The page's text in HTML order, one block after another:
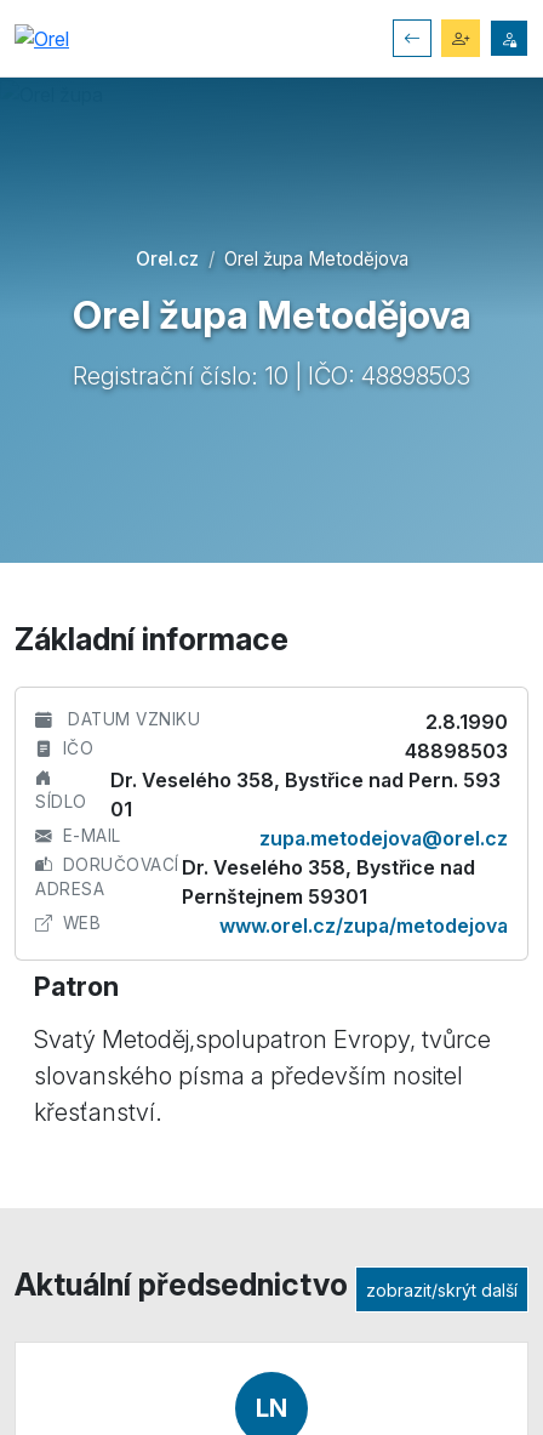
Orel.cz Orel župa Metodějova
Orel župa Metodějova
Registrační číslo: 10 | IČO: 48898503
Základní informace
DATUM VZNIKU 2.8.1990
IČO 48898503
SÍDLO
Dr. Veselého 358, Bystřice nad Pern. 593
01
E-MAIL zupa.metodejova@orel.cz
DORUČOVACÍ
ADRESA
Dr. Veselého 358, Bystřice nad
Pernštejnem 59301
WEB www.orel.cz/zupa/metodejova
Patron
Svatý Metoděj,spolupatron Evropy, tvůrce
slovanského písma a především nositel
křesťanství.
Aktuální předsednictvo zobrazit/skrýt další
LN